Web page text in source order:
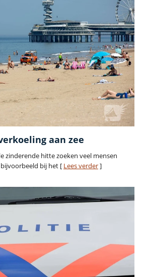
aan zee
zinderende hitte zoeken veel mensen
bij het [ Lees verder]